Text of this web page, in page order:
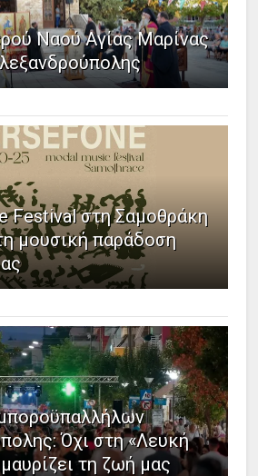
Ναού Αγίας Μαρίνας
Festival στη Σαμοθράκη
μουσική παράδοση
Όχι στη «Λευκή
τη ζωή μας